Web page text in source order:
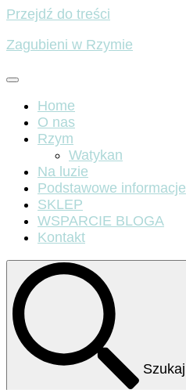
Przejdź do treści
Zagubieni w Rzymie
Home
O nas
Rzym
Watykan
Na luzie
Podstawowe informacje
SKLEP
WSPARCIE BLOGA
Kontakt
Szukaj